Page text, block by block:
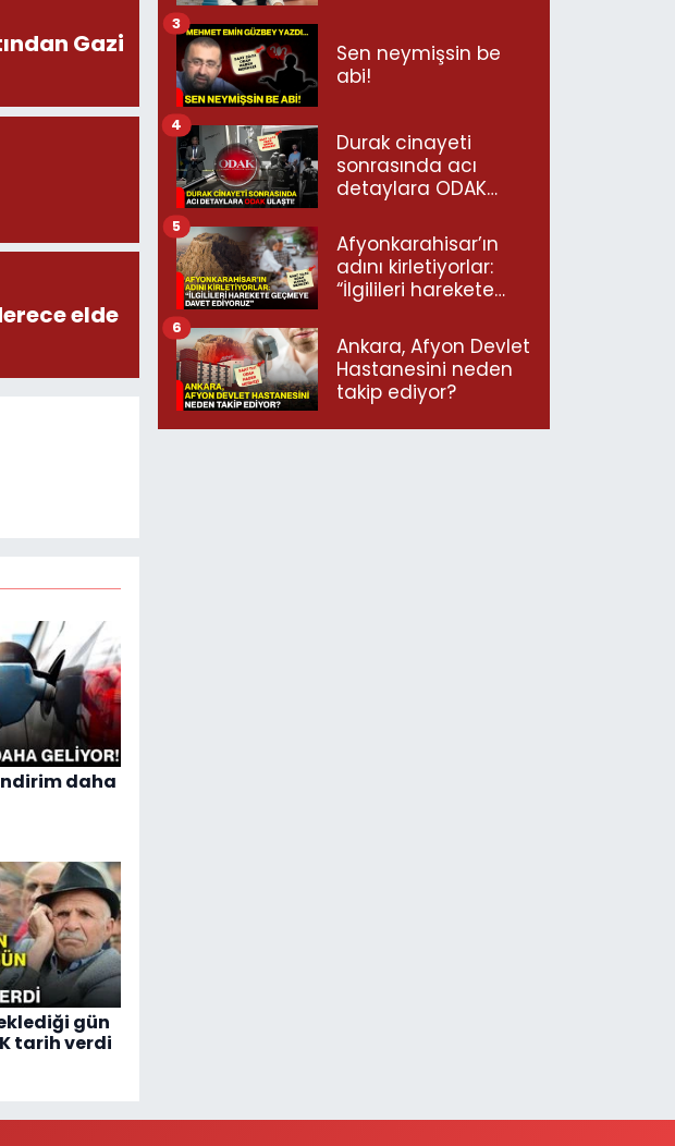
Gazi
elde
daha
gün
tarih verdi
Sen neymişsin be
abi!
3
Durak cinayeti
sonrasında acı
detaylara ODAK
4
Afyonkarahisar’ın
adını kirletiyorlar:
“İlgilileri harekete
ediyoruz”
5
Ankara, Afyon Devlet
Hastanesini neden
takip ediyor?
6